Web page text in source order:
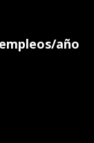
año